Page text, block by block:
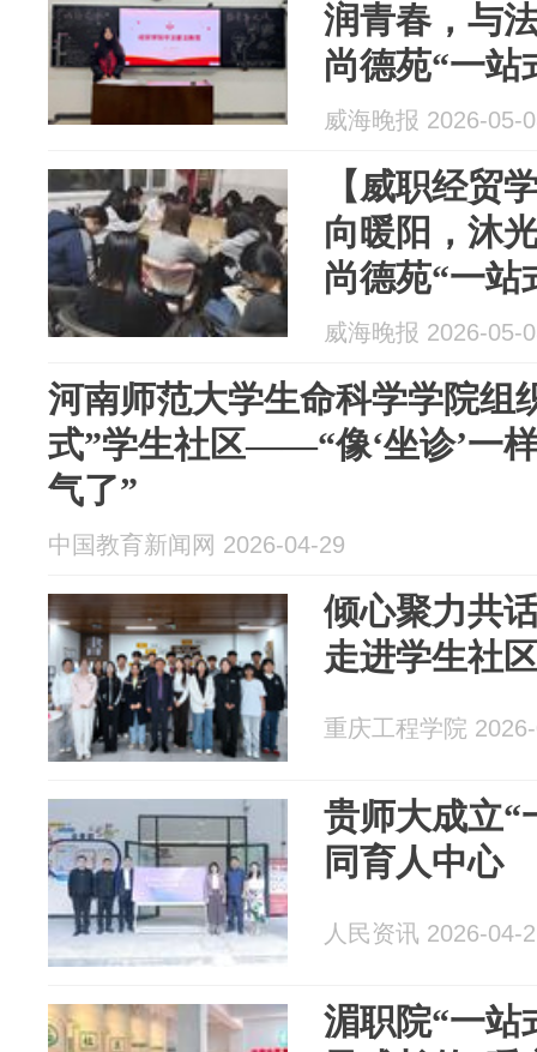
润青春，与
尚德苑“一站
治教育活动
威海晚报 2026-05-
【威职经贸
向暖阳，沐
尚德苑“一站
理健康系列
威海晚报 2026-05-
河南师范大学生命科学学院组
式”学生社区——“像‘坐诊’一
气了”
中国教育新闻网 2026-04-29
倾心聚力共
走进学生社
重庆工程学院
贵师大成立“
同育人中心
人民资讯 2026-04-
湄职院“一站